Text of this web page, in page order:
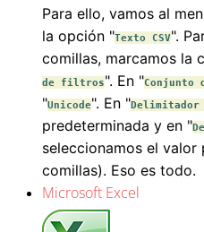
Para ello, vamos al
la opción "Texto CSV".
comillas, marcamos la
de filtros". En "Conjunto
"Unicode". En "Delimitador
predeterminada y en "
seleccionamos el
comillas). Eso es todo.
Microsoft Excel